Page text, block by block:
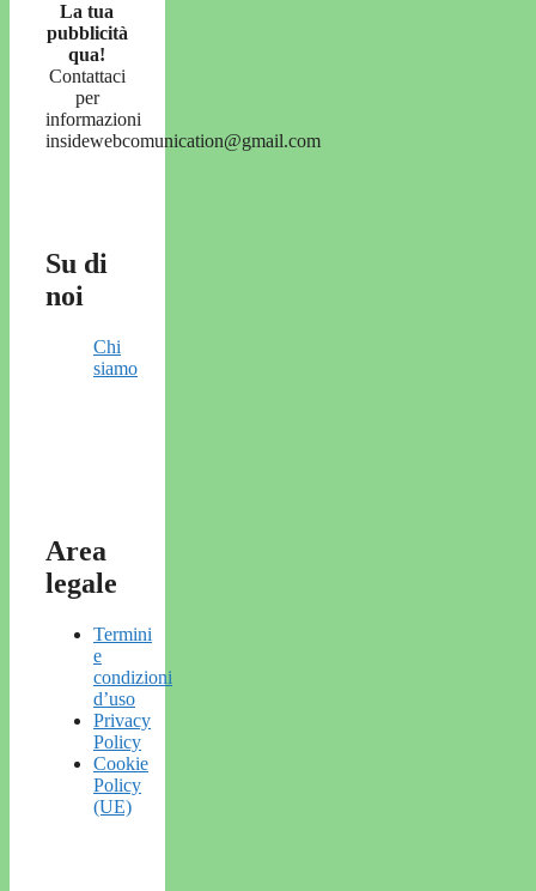
La tua
pubblicità
qua!
Contattaci
per
informazioni
insidewebcomunication@gmail.com
Su di
noi
Chi
siamo
Area
legale
Termini
e
condizioni
d’uso
Privacy
Policy
Cookie
Policy
(UE)